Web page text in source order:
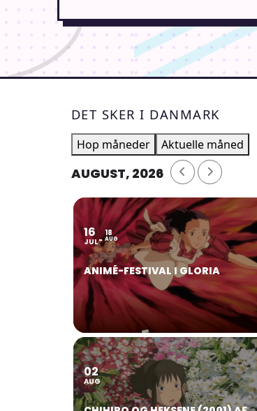
DET SKER I DANMARK
Hop måneder Aktuelle måned
AUGUST, 2026
16
JUL
18
AUG
ANIMÉ-FESTIVAL I GLORIA
02
AUG